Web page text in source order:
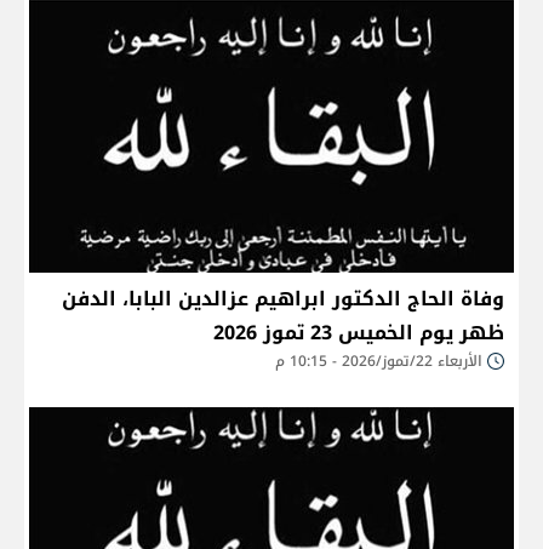
وفاة الحاج الدكتور ابراهيم عزالدين البابا، الدفن
ظهر يوم الخميس 23 تموز 2026
الأربعاء 22/تموز/2026 - 10:15 م